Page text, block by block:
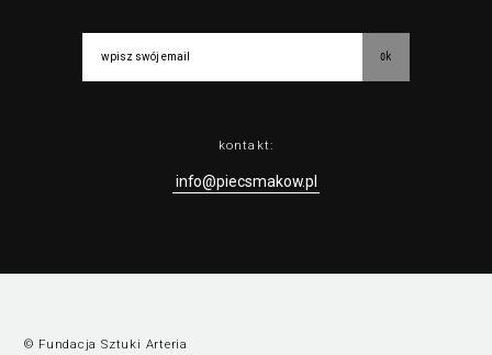
ok
kontakt:
info@piecsmakow.pl
© Fundacja Sztuki Arteria